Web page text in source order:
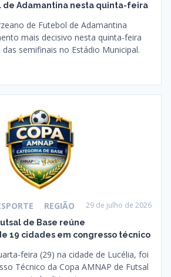
de Adamantina nesta quinta-feira
de Futebol de Adamantina
mais decisivo nesta quinta-feira
semifinais no Estádio Municipal.
REGIÃO 29 de julho de 2026
de Base reúne
19 cidades em congresso técnico
feira (29) na cidade de Lucélia, foi
Técnico da Copa AMNAP de Futsal